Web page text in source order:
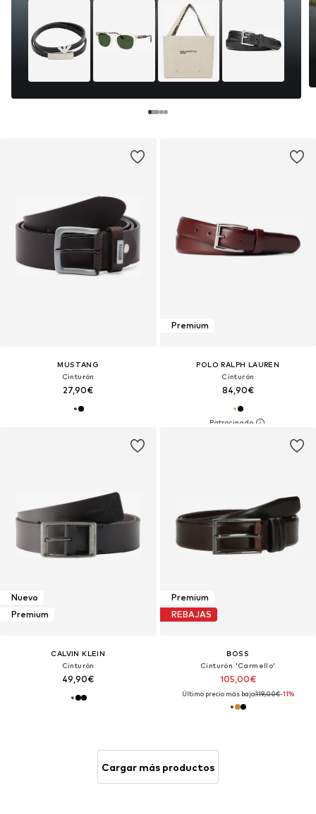
MUSTANG
Cinturón
27,90€
Premium
POLO RALPH LAUREN
Cinturón
84,90€
Nuevo
Premium
CALVIN KLEIN
Cinturón
49,90€
Premium
REBAJAS
BOSS
Cinturón 'Carmello'
105,00€
Último precio más bajo:119,00€-11%
Cargar más productos